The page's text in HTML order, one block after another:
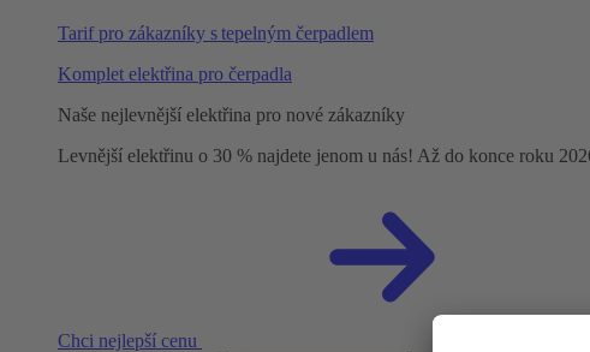
Tarif pro zákazníky s tepelným čerpadlem
Komplet elektřina pro čerpadla
Naše nejlevnější elektřina pro nové zákazníky
Levnější elektřinu o 30 % najdete jenom u nás! Až do konce roku
Chci nejlepší cenu